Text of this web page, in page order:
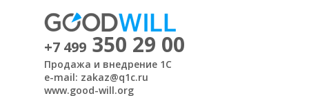
+7 499 350 29 00
Продажа и внедрение 1С
e-mail: zakaz@q1c.ru
www.good-will.org